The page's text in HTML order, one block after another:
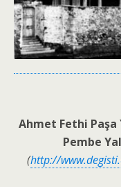
Ahmet Fethi Paşa
Pembe
(http://